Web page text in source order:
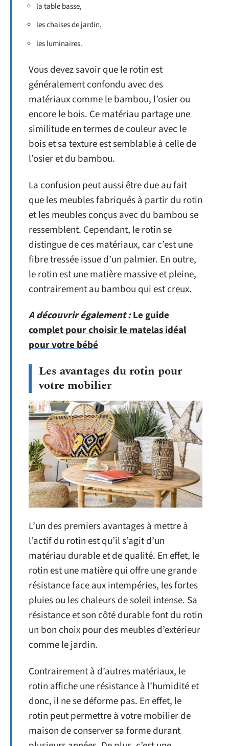
la table basse,
les chaises de jardin,
les luminaires.
Vous devez savoir que le rotin est
généralement confondu avec des
matériaux comme le bambou, l’osier ou
encore le bois. Ce matériau partage une
similitude en termes de couleur avec le
bois et sa texture est semblable à celle de
l’osier et du bambou.
La confusion peut aussi être due au fait
que les meubles fabriqués à partir du rotin
et les meubles conçus avec du bambou se
ressemblent. Cependant, le rotin se
distingue de ces matériaux, car c’est une
fibre tressée issue d’un palmier. En outre,
le rotin est une matière massive et pleine,
contrairement au bambou qui est creux.
A découvrir également :Le guide
complet pour choisir le matelas idéal
pour votre bébé
Les avantages du rotin pour
votre mobilier
L’un des premiers avantages à mettre à
l’actif du rotin est qu’il s’agit d’un
matériau durable et de qualité. En effet, le
rotin est une matière qui offre une grande
résistance face aux intempéries, les fortes
pluies ou les chaleurs de soleil intense. Sa
résistance et son côté durable font du rotin
un bon choix pour des meubles d’extérieur
comme le jardin.
Contrairement à d’autres matériaux, le
rotin affiche une résistance à l’humidité et
donc, il ne se déforme pas. En effet, le
rotin peut permettre à votre mobilier de
maison de conserver sa forme durant